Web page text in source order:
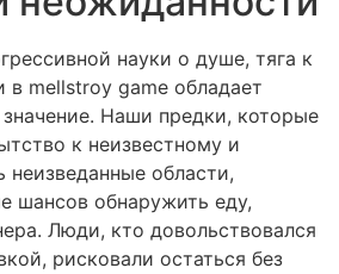
науки о душе, тяга к
в mellstroy game обладает
значение. Наши предки, которые
к неизвестному и
неизведанные области,
шансов обнаружить еду,
Люди, кто довольствовался
рисковали остаться без